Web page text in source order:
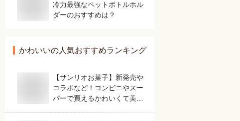
冷力最強なペットボトルホル
ダーのおすすめは？
かわいいの人気おすすめランキング
【サンリオお菓子】新発売や
コラボなど！コンビニやスー
パーで買えるかわいくて美味